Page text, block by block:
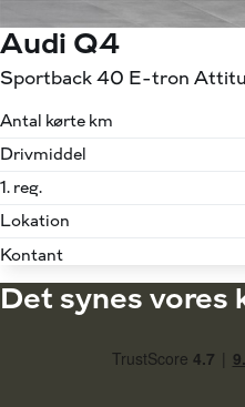
Audi Q4
Sportback 40 E-tron
Antal kørte km
Drivmiddel
1. reg.
Lokation
Kontant
Det synes vores